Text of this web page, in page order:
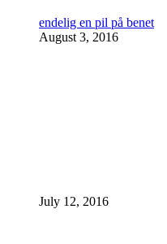
endelig en pil på benet
August 3, 2016
July 12, 2016